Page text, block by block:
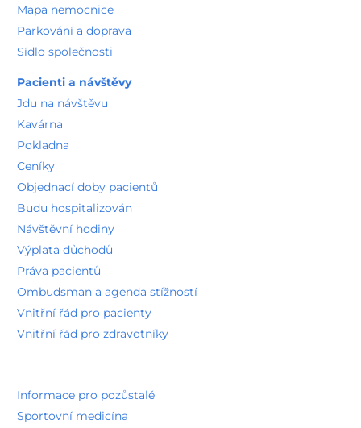
Mapa nemocnice
Parkování a doprava
Sídlo společnosti
Pacienti a návštěvy
Jdu na návštěvu
Kavárna
Pokladna
Ceníky
Objednací doby pacientů
Budu hospitalizován
Návštěvní hodiny
Výplata důchodů
Práva pacientů
Ombudsman a agenda stížností
Vnitřní řád pro pacienty
Vnitřní řád pro zdravotníky
Informace pro pozůstalé
Sportovní medicína